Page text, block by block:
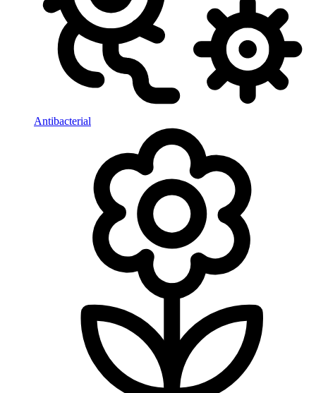
Antibacterial